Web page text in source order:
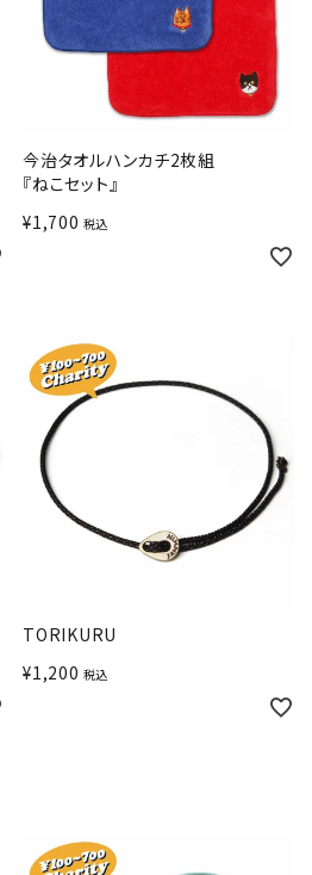
今治タオルハンカチ2枚組
『ねこセット』
¥1,700 税込
TORIKURU
¥1,200 税込